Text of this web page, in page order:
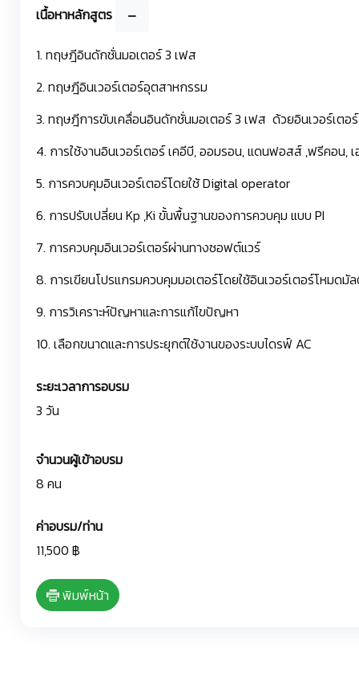
เนื้อหาหลักสูตร
1. ทฤษฎีอินดักชั่นมอเตอร์ 3 เฟส
2. ทฤษฎีอินเวอร์เตอร์อุตสาหกรรม
3. ทฤษฎีการขับเคลื่อนอินดักชั่นมอเตอร์ 3 เฟส ด้วยอินเวอร์เตอร์
4. การใช้งานอินเวอร์เตอร์ เคอีบี, ออมรอน, แดนฟอสส์ ,ฟรีคอน,
5. การควบคุมอินเวอร์เตอร์โดยใช้ Digital operator
6. การปรับเปลี่ยน Kp ,Ki ขั้นพื้นฐานของการควบคุม แบบ PI
7. การควบคุมอินเวอร์เตอร์ผ่านทางซอฟต์แวร์
8. การเขียนโปรแกรมควบคุมมอเตอร์โดยใช้อินเวอร์เตอร์โหมด
9. การวิเคราะห์ปัญหาและการแก้ไขปัญหา
10. เลือกขนาดและการประยุกต์ใช้งานของระบบไดรฟ์ AC
ระยะเวลาการอบรม
3 วัน
จำนวนผู้เข้าอบรม
8 คน
ค่าอบรม/ท่าน
11,500 ฿
พิมพ์หน้า